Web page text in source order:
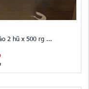
2 hũ x 500 rg ...